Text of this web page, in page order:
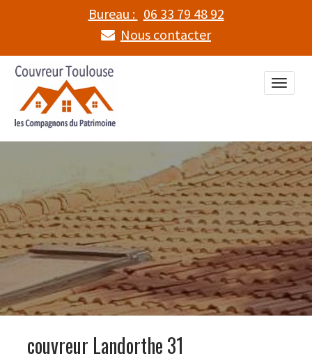
Bureau : 06 33 79 48 92
Nous contacter
Toggle
couvreur Landorthe 31